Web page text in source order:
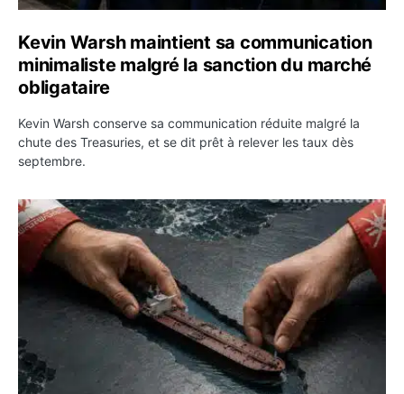
Kevin Warsh maintient sa communication
minimaliste malgré la sanction du marché
obligataire
Kevin Warsh conserve sa communication réduite malgré la
chute des Treasuries, et se dit prêt à relever les taux dès
septembre.
Ormuz : l’Iran annonce un accord avec Oman sur une